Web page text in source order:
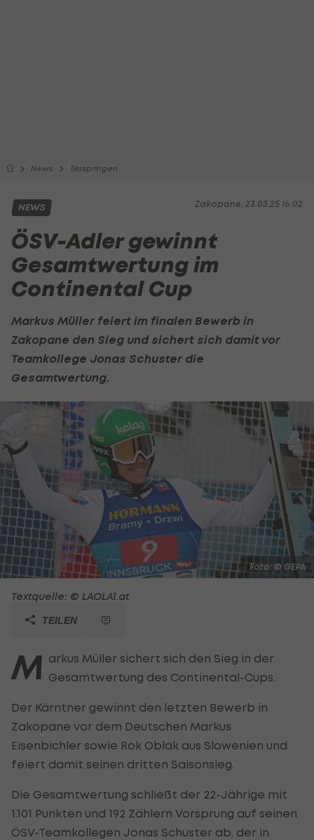
News Skispringen
Zakopane, 23.03.25 16:02
NEWS
ÖSV-Adler gewinnt
Gesamtwertung im
Continental Cup
Markus Müller feiert im finalen Bewerb in
Zakopane den Sieg und sichert sich damit vor
Teamkollege Jonas Schuster die
Gesamtwertung.
Foto: © GEPA
Textquelle: © LAOLA1.at
TEILEN
M arkus Müller sichert sich den Sieg in der
Gesamtwertung des Continental-Cups.
Der Kärntner gewinnt den letzten Bewerb in
Zakopane vor dem Deutschen Markus
Eisenbichler sowie Rok Oblak aus Slowenien und
feiert damit seinen dritten Saisonsieg.
Die Gesamtwertung schließt der 22-Jährige mit
1.101 Punkten und 192 Zählern Vorsprung auf seinen
ÖSV-Teamkollegen Jonas Schuster ab, der in